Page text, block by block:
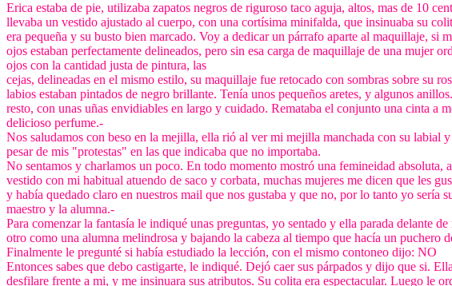
Erica estaba de pie, utilizaba zapatos negros de riguroso taco aguja, altos, mas de 10
llevaba un vestido ajustado al cuerpo, con una cortísima minifalda, que insinuaba su
era pequeña y su busto bien marcado. Voy a dedicar un párrafo aparte al maquillaje, si
ojos estaban perfectamente delineados, pero sin esa carga de maquillaje de una mujer
ojos con la cantidad justa de pintura, las
cejas, delineadas en el mismo estilo, su maquillaje fue retocado con sombras sobre su
labios estaban pintados de negro brillante. Tenía unos pequeños aretes, y algunos
resto, con unas uñas envidiables en largo y cuidado. Remataba el conjunto una cinta a
delicioso perfume.-
Nos saludamos con beso en la mejilla, ella rió al ver mi mejilla manchada con su labial
pesar de mis "protestas" en las que indicaba que no importaba.
No sentamos y charlamos un poco. En todo momento mostró una femineidad absoluta,
vestido con mi habitual atuendo de saco y corbata, muchas mujeres me dicen que les
y había quedado claro en nuestros mail que nos gustaba y que no, por lo tanto yo sería
maestro y la alumna.-
Para comenzar la fantasía le indiqué unas preguntas, yo sentado y ella parada delante
otro como una alumna melindrosa y bajando la cabeza al tiempo que hacía un puchero
Finalmente le pregunté si había estudiado la lección, con el mismo contoneo dijo: NO
Entonces sabes que debo castigarte, le indiqué. Dejó caer sus párpados y dijo que si.
desfilare frente a mi, y me insinuara sus atributos. Su colita era espectacular. Luego le